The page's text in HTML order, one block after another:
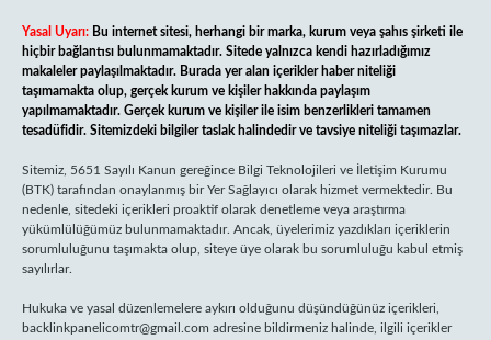
Yasal Uyarı: Bu internet sitesi, herhangi bir marka, kurum veya şahıs şirketi ile
hiçbir bağlantısı bulunmamaktadır. Sitede yalnızca kendi hazırladığımız
makaleler paylaşılmaktadır. Burada yer alan içerikler haber niteliği
taşımamakta olup, gerçek kurum ve kişiler hakkında paylaşım
yapılmamaktadır. Gerçek kurum ve kişiler ile isim benzerlikleri tamamen
tesadüfidir. Sitemizdeki bilgiler taslak halindedir ve tavsiye niteliği taşımazlar.
Sitemiz, 5651 Sayılı Kanun gereğince Bilgi Teknolojileri ve İletişim Kurumu
(BTK) tarafından onaylanmış bir Yer Sağlayıcı olarak hizmet vermektedir. Bu
nedenle, sitedeki içerikleri proaktif olarak denetleme veya araştırma
yükümlülüğümüz bulunmamaktadır. Ancak, üyelerimiz yazdıkları içeriklerin
sorumluluğunu taşımakta olup, siteye üye olarak bu sorumluluğu kabul etmiş
sayılırlar.
Hukuka ve yasal düzenlemelere aykırı olduğunu düşündüğünüz içerikleri,
backlinkpanelicomtr@gmail.com adresine bildirmeniz halinde, ilgili içerikler